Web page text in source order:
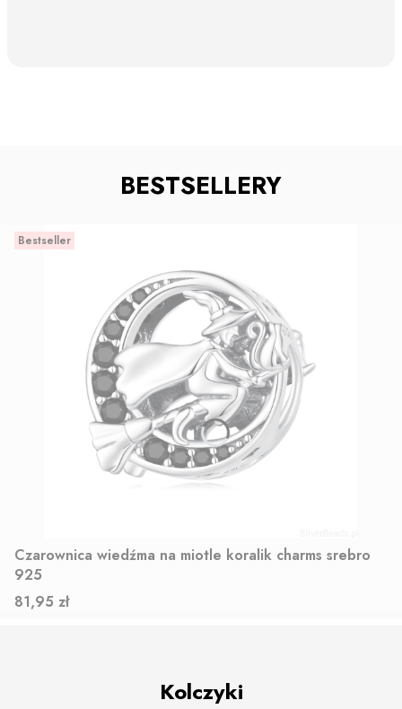
BESTSELLERY
Bestseller
Czarownica wiedźma na miotle koralik charms srebro
925
Cena
81,95 zł
Kolczyki